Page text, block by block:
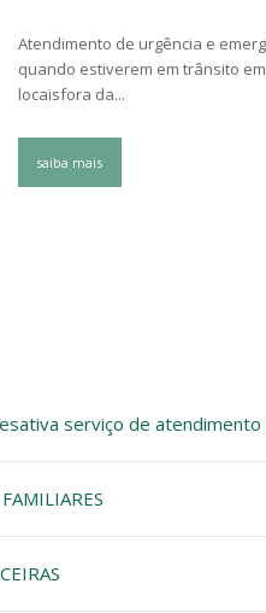
Atendimento de urgência e
quando estiverem em trânsito em
locaisfora da...
saiba mais
serviço de